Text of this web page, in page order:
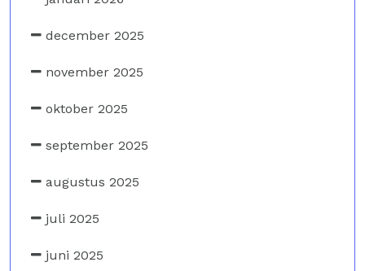
december 2025
november 2025
oktober 2025
september 2025
augustus 2025
juli 2025
juni 2025